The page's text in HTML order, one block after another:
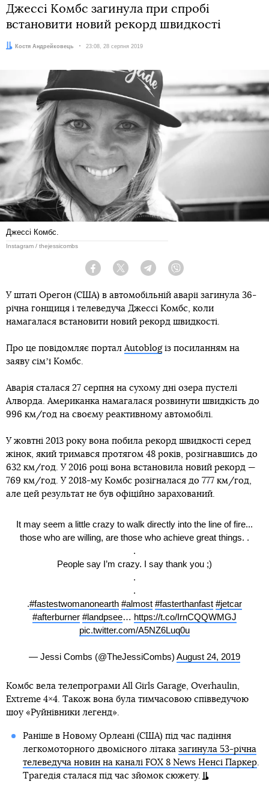
Джессі Комбс загинула при спробі
встановити новий рекорд швидкості
Автор:Костя Андрейковець Дата:
23:08, 28 серпня 2019
Джессі Комбс.
Instagram / thejessicombs
Facebook Twitter Telegram
У штаті Орегон (США) в автомобільній аварії загинула 36-
річна гонщиця і телеведуча Джессі Комбс, коли
намагалася встановити новий рекорд швидкості.
Про це повідомляє порталAutoblogіз посиланням на
заяву сімʼї Комбс.
Аварія сталася 27 серпня на сухому дні озера пустелі
Алворда. Американка намагалася розвинути швидкість до
996 км/год на своєму реактивному автомобілі.
У жовтні 2013 року вона побила рекорд швидкості серед
жінок, який тримався протягом 48 років, розігнавшись до
632 км/год. У 2016 році вона встановила новий рекорд —
769 км/год. У 2018-му Комбс розігналася до 777 км/год,
але цей результат не був офіційно зарахований.
It may seem a little crazy to walk directly into the line of fire...
those who are willing, are those who achieve great things. .
.
People say I’m crazy. I say thank you ;)
.
.
.#fastestwomanonearth #almost #fasterthanfast #jetcar
#afterburner #landpsee… https://t.co/IrnCQQWMGJ
pic.twitter.com/A5NZ6Luq0u
— Jessi Combs (@TheJessiCombs) August 24, 2019
Комбс вела телепрограми All Girls Garage, Overhaulin,
Extreme 4×4. Також вона була тимчасовою співведучою
шоу «Руйнівники легенд».
Раніше в Новому Орлеані (США) під час падіння
легкомоторного двомісного літака загинула 53-річна
телеведуча новин на каналі FOX 8 News Ненсі Паркер.
Трагедія сталася під час зйомок сюжету.